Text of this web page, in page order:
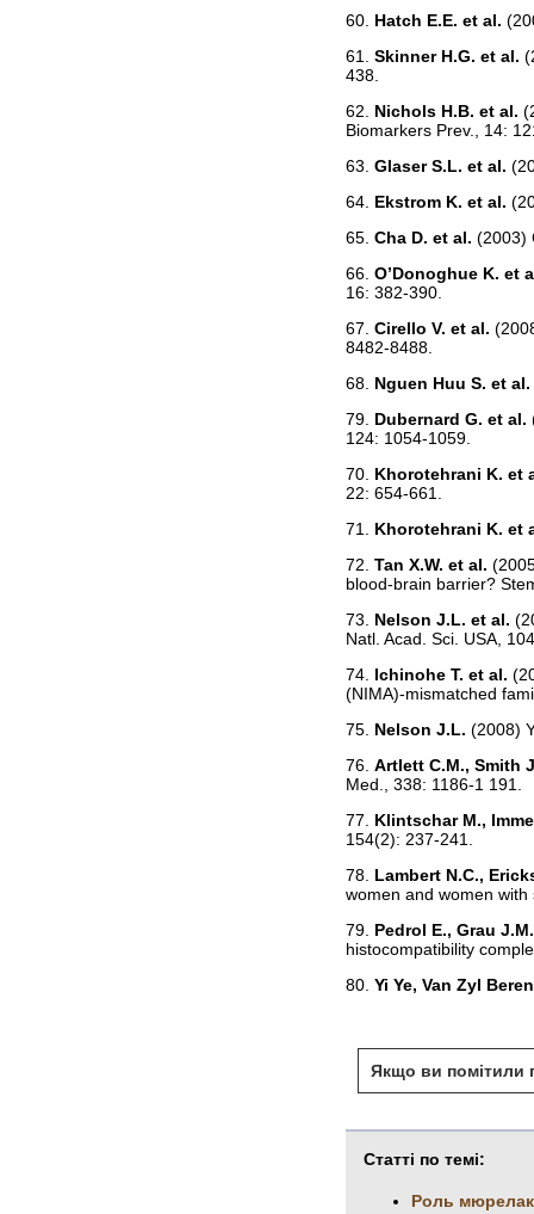
60. Hatch E.E. et al.
61. Skinner H.G. et al.
438.
62. Nichols H.B. et al.
Biomarkers Prev., 14:
63. Glaser S.L. et al.
64. Ekstrom K. et al.
65. Cha D. et al. (2003)
66. O’Donoghue K. et
16: 382-390.
67. Cirello V. et al.
8482-8488.
68. Nguen Huu S. et al.
79. Dubernard G. et al.
124: 1054-1059.
70. Khorotehrani K. et
22: 654-661.
71. Khorotehrani K. et
72. Tan X.W. et al.
blood-brain barrier?
73. Nelson J.L. et al.
Natl. Acad. Sci. USA,
74. Ichinohe T. et al.
(NIMA)-mismatched
75. Nelson J.L. (2008)
76. Artlett C.M., Smith
Med., 338: 1186-1 191.
77. Klintschar M.,
154(2): 237-241.
78. Lambert N.C.,
women and women
79. Pedrol E., Grau
histocompatibility
80. Yi Ye, Van Zyl
Якщо ви помітили
Статті по темі:
Роль